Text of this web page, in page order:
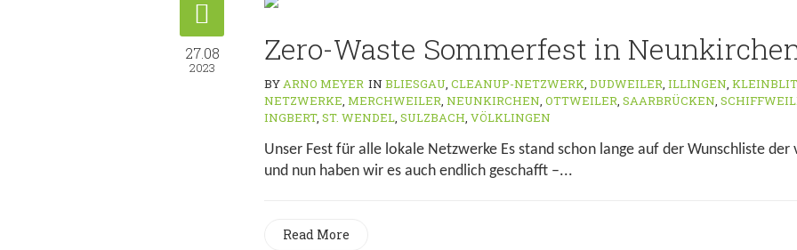
27.08
2023 Zero-Waste Sommerfest in
BYARNO MEYER IN BLIESGAU, CLEANUP-NETZWERK, DUDWEILER, ILLINGEN,
NETZWERKE, MERCHWEILER, NEUNKIRCHEN, OTTWEILER, SAARBRÜCKEN,
INGBERT, ST. WENDEL, SULZBACH, VÖLKLINGEN
Unser Fest für alle lokale Netzwerke Es stand schon lange auf der Wunschliste
und nun haben wir es auch endlich geschafft –...
Read More